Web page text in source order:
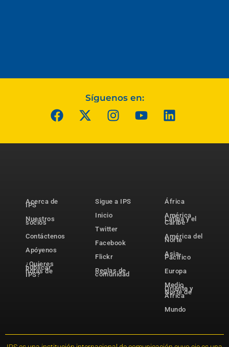
Síguenos en:
Acerca de
IPS
Nuestros
socios
Contáctenos
Apóyenos
¿Quieres
publicar
notas de
IPS?
Sigue a IPS
Inicio
Twitter
Facebook
Flickr
Reglas de
comunidad
África
América
Latina y el
Caribe
América del
Norte
Asia-
Pacífico
Europa
Medio
Oriente y
Norte de
África
Mundo